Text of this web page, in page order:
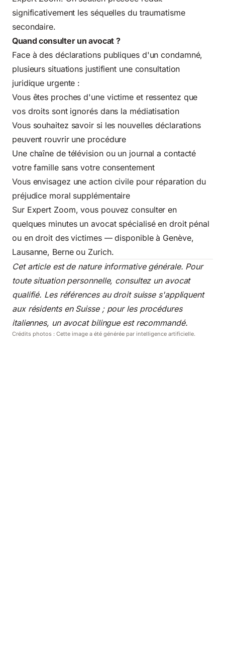
significativement les séquelles du traumatisme
secondaire.
Quand consulter un avocat ?
Face à des déclarations publiques d'un condamné,
plusieurs situations justifient une consultation
juridique urgente :
Vous êtes proches d'une victime et ressentez que
vos droits sont ignorés dans la médiatisation
Vous souhaitez savoir si les nouvelles déclarations
peuvent rouvrir une procédure
Une chaîne de télévision ou un journal a contacté
votre famille sans votre consentement
Vous envisagez une action civile pour réparation du
préjudice moral supplémentaire
Sur Expert Zoom, vous pouvez consulter en
quelques minutes un avocat spécialisé en droit pénal
ou en droit des victimes — disponible à Genève,
Lausanne, Berne ou Zurich.
Cet article est de nature informative générale. Pour
toute situation personnelle, consultez un avocat
qualifié. Les références au droit suisse s'appliquent
aux résidents en Suisse ; pour les procédures
italiennes, un avocat bilingue est recommandé.
Crédits photos : Cette image a été générée par intelligence artificielle.